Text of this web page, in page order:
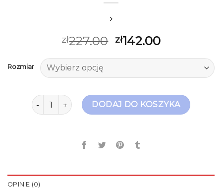
zł227.00 zł142.00
Rozmiar
ilość vagabond butyDODAJ DO KOSZYKA
OPINIE (0)